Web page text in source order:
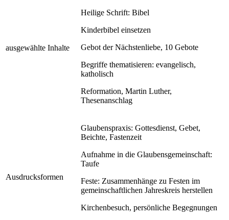
ausgewählte Inhalte
Heilige Schrift: Bibel
Kinderbibel einsetzen
Gebot der Nächstenliebe, 10 Gebote
Begriffe thematisieren: evangelisch,
katholisch
Reformation, Martin Luther,
Thesenanschlag
Ausdrucksformen
Glaubenspraxis: Gottesdienst, Gebet,
Beichte, Fastenzeit
Aufnahme in die Glaubensgemeinschaft:
Taufe
Feste: Zusammenhänge zu Festen im
gemeinschaftlichen Jahreskreis herstellen
Kirchenbesuch, persönliche Begegnungen